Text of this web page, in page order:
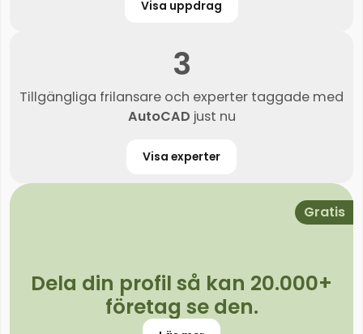
Visa uppdrag
3
Tillgängliga frilansare och experter taggade med
AutoCAD just nu
Visa experter
Gratis
Dela din profil så kan 20.000+
företag se den.